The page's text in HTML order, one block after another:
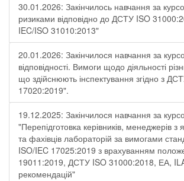
30.01.2026: Закінчилось навчання за
ризиками відповідно до ДСТУ ISO
IEC/ISO 31010:2013"
20.01.2026: Закінчилося навчання за
відповідності. Вимоги щодо діяльності
що здійснюють інспектування згідно з
17020:2019".
19.12.2025: Закінчилося навчання за
"Перепідготовка керівників, менеджерів з
та фахівців лабораторій за вимогами
ISO/IEC 17025:2019 з врахуванням
19011:2019, ДСТУ ISO 31000:2018, ЕА,
рекомендацій"